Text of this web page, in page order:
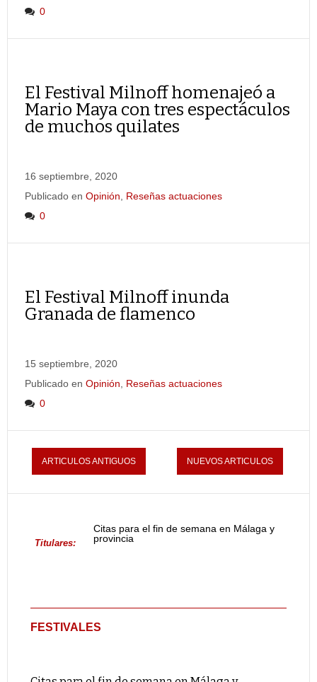
0
El Festival Milnoff homenajeó a
Mario Maya con tres espectáculos
de muchos quilates
16 septiembre, 2020
Publicado en Opinión
Reseñas actuaciones
0
El Festival Milnoff inunda
Granada de flamenco
15 septiembre, 2020
Publicado en Opinión
Reseñas actuaciones
0
ARTICULOS ANTIGUOS NUEVOS ARTICULOS
Titulares:
Citas para el fin de semana en Málaga y
provincia
FESTIVALES